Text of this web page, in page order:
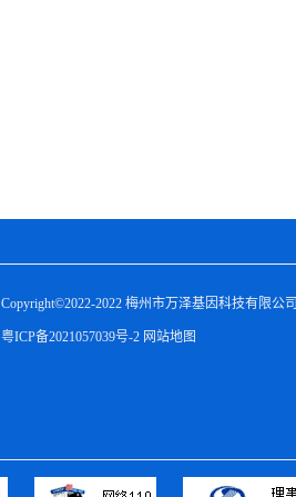
Copyright©2022-2022 梅州市万泽基因科技有限公司
粤ICP备2021057039号-2 网站地图